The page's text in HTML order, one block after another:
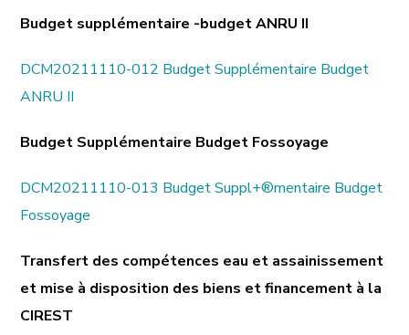
Budget supplémentaire -budget ANRU II
DCM20211110-012 Budget Supplémentaire Budget
ANRU II
Budget Supplémentaire Budget Fossoyage
DCM20211110-013 Budget Suppl+®mentaire Budget
Fossoyage
Transfert des compétences eau et assainissement
et mise à disposition des biens et financement à la
CIREST